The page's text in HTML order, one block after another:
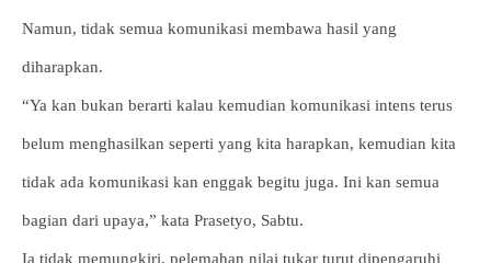
Namun, tidak semua komunikasi membawa hasil yang
diharapkan.
“Ya kan bukan berarti kalau kemudian komunikasi intens terus
belum menghasilkan seperti yang kita harapkan, kemudian kita
tidak ada komunikasi kan enggak begitu juga. Ini kan semua
bagian dari upaya,” kata Prasetyo, Sabtu.
Ia tidak memungkiri, pelemahan nilai tukar turut dipengaruhi